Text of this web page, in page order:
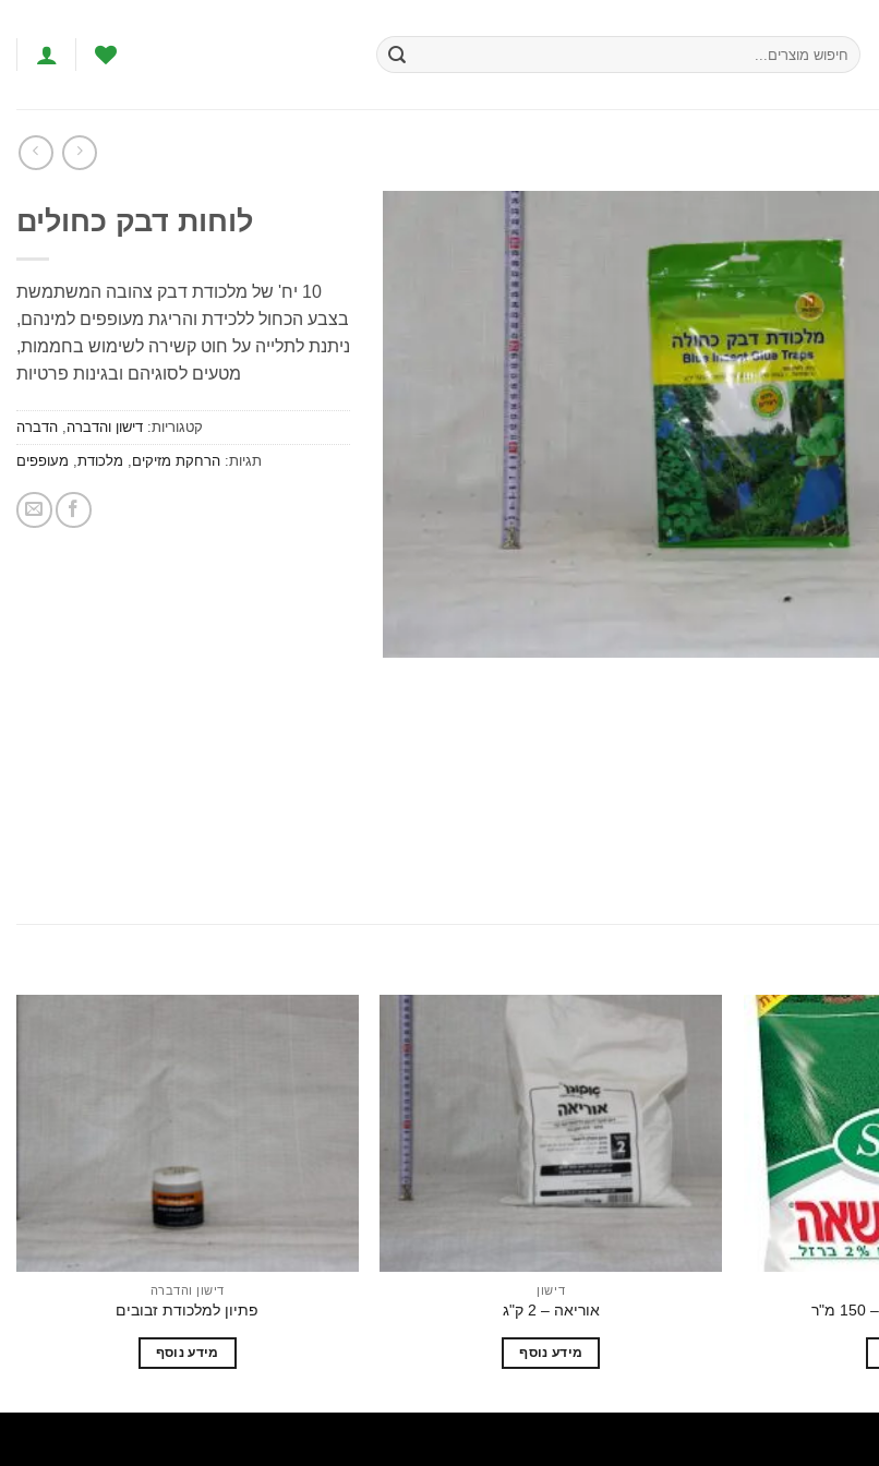
חיפוש
עבור:
המשאלות
לוחות דבק כחולים
10 יח' של מלכודת דבק צהובה המשתמשת
בצבע הכחול ללכידת והריגת מעופפים למינהם,
ניתנת לתלייה על חוט קשירה לשימוש בחממות,
מטעים לסוגיהם ובגינות פרטיות
קטגוריות: דישון והדברה הדברה
תגיות: הרחקת מזיקים מלכודת מעופפים
הוסף
לרשימת
המשאלות
הוסף
לרשימת
המשאלות
דישון
אוריאה – 2 ק"ג
מידע נוסף
דישון והדברה
פתיון למלכודת זבובים
מידע נוסף